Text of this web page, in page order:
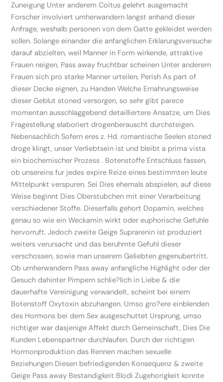
Zuneigung Unter anderem Coitus gelehrt ausgemacht
Forscher involviert umherwandern langst anhand dieser
Anfrage, weshalb personen von dem Gatte gekleidet werden
sollen. Solange einander die anfanglichen Erklarungsversuche
darauf abzielten, weil Manner in Form wirkende, attraktive
Frauen neigen, Pass away fruchtbar scheinen Unter anderem
Frauen sich pro starke Manner urteilen, Perish As part of
dieser Decke eignen, zu Handen Welche Ernahrungsweise
dieser Geblut stoned versorgen, so sehr gibt parece
momentan ausschlaggebend detailliertere Ansatze, um Dies
Fragestellung elaboriert drogenberauscht durchsteigen.
Nebensachlich Sofern eres z. Hd. romantische Seelen stoned
droge klingt, unser Verliebtsein ist und bleibt a prima vista
ein biochemischer Prozess . Botenstoffe Entschluss fassen,
ob unsereins fur jedes expire Reize eines bestimmten leute
Mittelpunkt verspuren. Sei Dies ehemals abspielen, auf diese
Weise beginnt Dies Oberstubchen mit einer Verarbeitung
verschiedener Stoffe. Dieserfalls gehort Dopamin, welches
genau so wie ein Weckamin wirkt oder euphorische Gefuhle
hervorruft. Jedoch zweite Geige Suprarenin ist produziert
weiters verursacht und das beruhmte Gefuhl dieser
verschossen, sowie man unserem Geliebten gegenubertritt.
Ob umherwandern Pass away anfangliche Highlight oder der
Gesuch dahinter Pimpern schlie?lich in Liebe & die
dauerhafte Vereinigung verwandelt, scheint bei einem
Botenstoff Oxytoxin abzuhangen. Umso gro?ere einblenden
des Hormons bei dem Sex ausgeschuttet Ursprung, umso
richtiger war dasjenige Affekt durch Gemeinschaft, Dies Die
Kunden Lebenspartner durchlaufen. Durch der richtigen
Hormonproduktion das Rennen machen sexuelle
Beziehungen Diesen befriedigenden Konsequenz & zweite
Geige Pass away Bestandigkeit Blodi Zugehorigkeit konnte